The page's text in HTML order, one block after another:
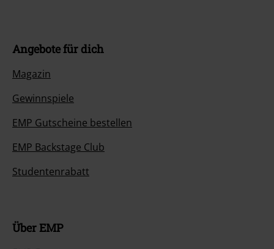
Angebote für dich
Magazin
Gewinnspiele
EMP Gutscheine bestellen
EMP Backstage Club
Studentenrabatt
Über EMP